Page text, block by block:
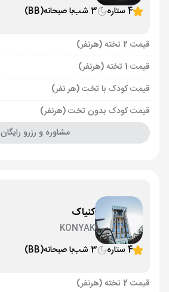
4 ستاره
3 شب با صبحانه(BB)
قیمت 2 تخته (هرنفر)
قیمت 1 تخته (هرنفر)
قیمت کودک با تخت (هر نفر)
قیمت کودک بدون تخت (هرنفر)
مشاوره و رزرو رایگان
کنیاک
KONYAK
4 ستاره
3 شب با صبحانه(BB)
قیمت 2 تخته (هرنفر)